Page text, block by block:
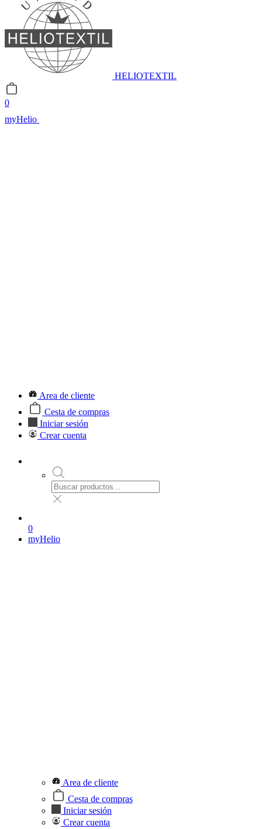
HELIOTEXTIL
0
myHelio
Area de cliente
Cesta de compras
Iniciar sesión
Crear cuenta
0
myHelio
Area de cliente
Cesta de compras
Iniciar sesión
Crear cuenta